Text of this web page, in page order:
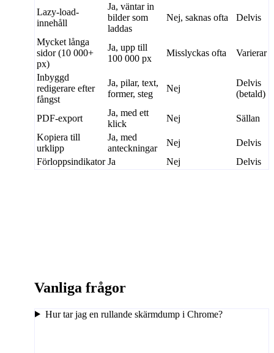
Lazy-load-
innehåll
Ja, väntar in
bilder som
laddas
Nej, saknas ofta Delvis
Mycket långa
sidor (10 000+
px)
Ja, upp till
100 000 px
Misslyckas ofta Varierar
Inbyggd
redigerare efter
fångst
Ja, pilar, text,
former, steg
Nej
Delvis
(betald)
PDF-export
Ja, med ett
klick
Nej
Sällan
Kopiera till
urklipp
Ja, med
anteckningar
Nej
Delvis
Förloppsindikator Ja Nej Delvis
Vanliga frågor
Hur tar jag en rullande skärmdump i Chrome?